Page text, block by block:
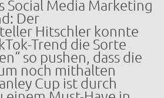
Social Media Marketing
Der
Hitschler konnte
Trend die Sorte
so pushen, dass die
noch mithalten
Cup ist durch